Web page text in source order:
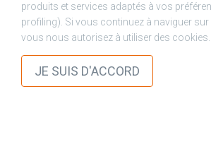
produits et services adaptés à vos
profiling). Si vous continuez à naviguer sur
vous nous autorisez à utiliser des cookies.
check
JE SUIS D'ACCORD